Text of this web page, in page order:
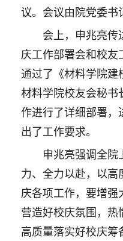
议。会议由院党委书
会上，申兆亮传
庆工作部署会和校友
通过了《材料学院建
材料学院校友会秘书
作进行了详细部署，
出了工作要求。
申兆亮强调全院
力、全力以赴，以高
庆各项工作，要增强
营造好校庆氛围，热
高质量落实好校庆筹